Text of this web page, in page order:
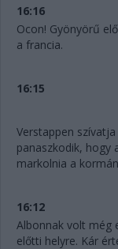
16:16
Ocon! Gyönyörű
a francia.
16:15
Verstappen
panaszkodik, hogy
markolnia a
16:12
Albonnak volt még
előtti helyre. Kár